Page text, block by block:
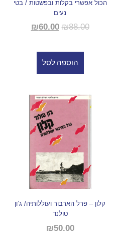
הכול אפשרי בקלות ובפשטות / בטי
נעים
₪88.00
₪60.00
הוספה לסל
קלון – פרל הארבור ועוללותיה/ ג’ון
טולנד
₪50.00